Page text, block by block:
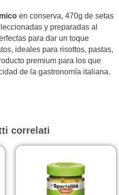
en conserva, 470g de setas
y preparadas al
para dar un toque
ideales para risottos, pastas,
premium para los que
de la gastronomía italiana.
correlati